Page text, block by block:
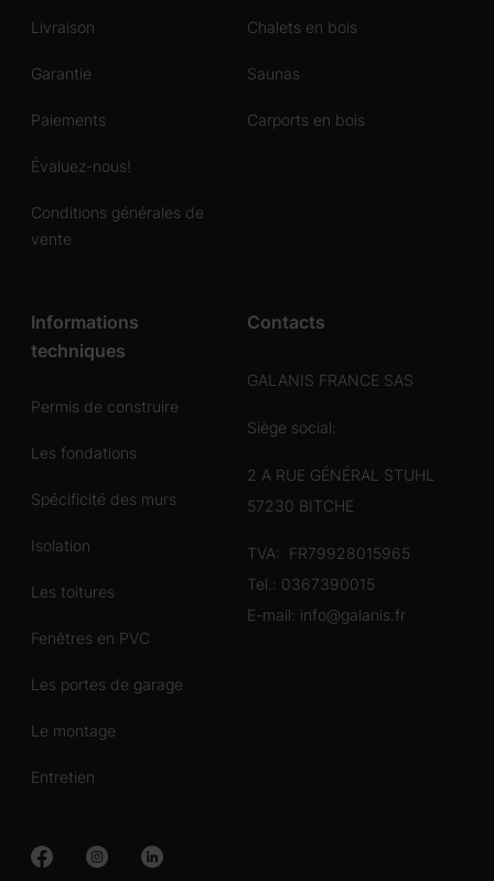
Livraison
Garantie
Paiements
Évaluez-nous!
Conditions générales de
vente
Chalets en bois
Saunas
Carports en bois
Informations
techniques
Permis de construire
Les fondations
Spécificité des murs
Isolation
Les toitures
Fenêtres en PVC
Les portes de garage
Le montage
Entretien
Contacts
GALANIS FRANCE SAS
Siège social:
2 A RUE GÉNÉRAL STUHL
57230 BITCHE
TVA: FR79928015965
Tel.: 0367390015
E-mail: info@galanis.fr